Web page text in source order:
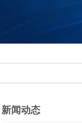
新闻动态